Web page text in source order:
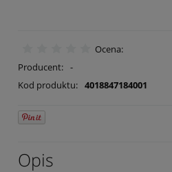
Ocena:
Producent: -
Kod produktu: 4018847184001
Opis